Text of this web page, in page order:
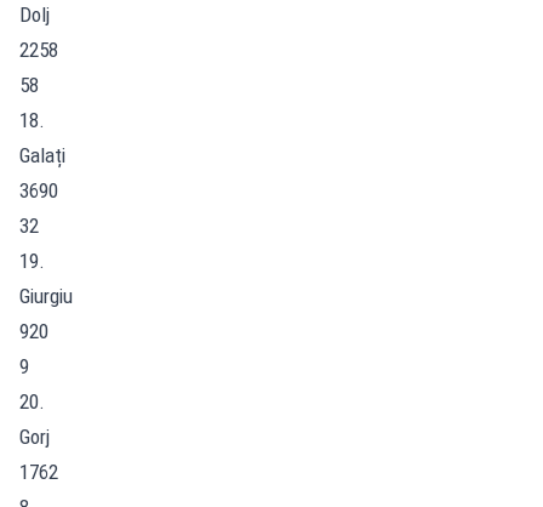
Dolj
2258
58
18.
Galați
3690
32
19.
Giurgiu
920
9
20.
Gorj
1762